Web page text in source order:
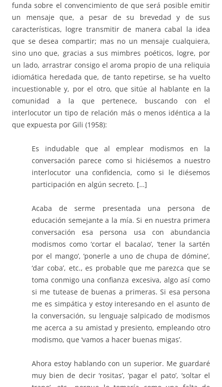
funda sobre el convencimiento de que será posible emitir
un mensaje que, a pesar de su brevedad y de sus
características, logre transmitir de manera cabal la idea
que se desea compartir; mas no un mensaje cualquiera,
sino uno que, gracias a sus mimbres poéticos, logre, por
un lado, arrastrar consigo el aroma propio de una reliquia
idiomática heredada que, de tanto repetirse, se ha vuelto
incuestionable y, por el otro, que sitúe al hablante en la
comunidad a la que pertenece, buscando con el
interlocutor un tipo de relación más o menos idéntica a la
que expuesta por Gili (1958):
Es indudable que al emplear modismos en la
conversación parece como si hiciésemos a nuestro
interlocutor una confidencia, como si le diésemos
participación en algún secreto. […]
Acaba de serme presentada una persona de
educación semejante a la mía. Si en nuestra primera
conversación esa persona usa con abundancia
modismos como ‘cortar el bacalao’, ‘tener la sartén
por el mango’, ‘ponerle a uno de chupa de dómine’,
‘dar coba’, etc., es probable que me parezca que se
toma conmigo una confianza excesiva, algo así como
si me tutease de buenas a primeras. Si esa persona
me es simpática y estoy interesando en el asunto de
la conversación, su lenguaje salpicado de modismos
me acerca a su amistad y presiento, empleando otro
modismo, que ‘vamos a hacer buenas migas’.
Ahora estoy hablando con un superior. Me guardaré
muy bien de decir ‘rositas’, ‘pagar el pato’, ‘soltar el